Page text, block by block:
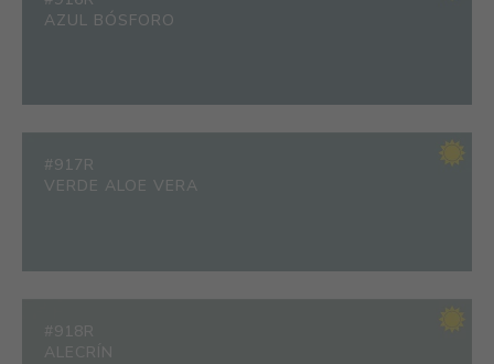
AZUL BÓSFORO
#917R
VERDE ALOE VERA
#918R
ALECRÍN